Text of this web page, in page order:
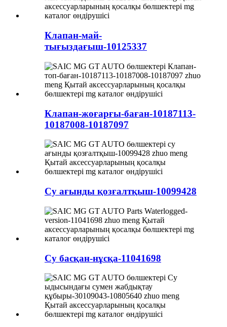
Клапан-май-
тығыздағыш-10125337
Клапан-жоғарғы-баған-10187113-
10187008-10187097
Су ағынды қозғалтқыш-10099428
Су басқан-нұсқа-11041698